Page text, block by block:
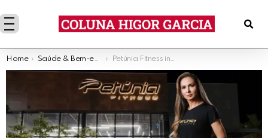
You are here:
Home Saúde & Bem-estar Petúnia Fitness inaugura nova unidade em Ministro Andreazza com estrutura moderna e proposta inovadora